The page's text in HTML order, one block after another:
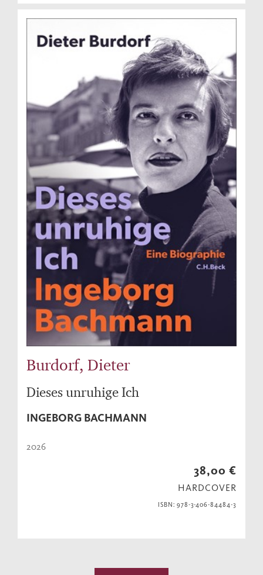
Burdorf, Dieter
Dieses unruhige Ich
INGEBORG BACHMANN
2026
38,00 €
HARDCOVER
ISBN: 978-3-406-84484-3